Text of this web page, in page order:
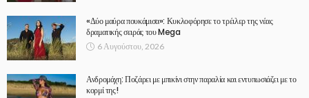
«Δύο μαύρα πουκάμισα»: Κυκλοφόρησε το τρέιλερ της νέας
δραματικής σειράς του Mega
6 Αυγούστου, 2026
Ανδρομάχη: Ποζάρει με μπικίνι στην παραλία και εντυπωσιάζει με το
κορμί της!